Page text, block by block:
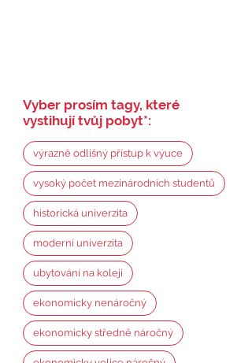
Vyber prosím tagy, které
vystihují tvůj pobyt*:
výrazně odlišný přístup k výuce
vysoký počet mezinárodních studentů
historická univerzita
moderní univerzita
ubytování na koleji
ekonomicky nenáročný
ekonomicky středně náročný